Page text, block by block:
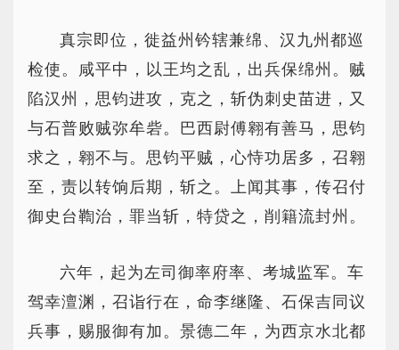
真宗即位，徙益州钤辖兼绵、汉九州都巡
检使。咸平中，以王均之乱，出兵保绵州。贼
陷汉州，思钧进攻，克之，斩伪刺史苗进，又
与石普败贼弥牟砦。巴西尉傅翱有善马，思钧
求之，翱不与。思钧平贼，心恃功居多，召翱
至，责以转饷后期，斩之。上闻其事，传召付
御史台鞫治，罪当斩，特贷之，削籍流封州。
六年，起为左司御率府率、考城监军。车
驾幸澶渊，召诣行在，命李继隆、石保吉同议
兵事，赐服御有加。景德二年，为西京水北都